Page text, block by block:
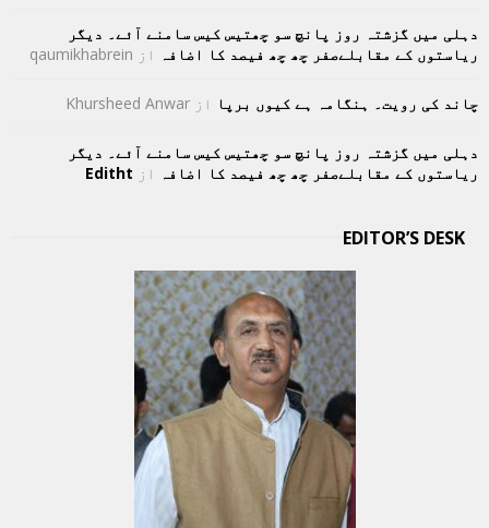
دہلی میں گزشتہ روز پانچ سو چھتیس کیس سامنے آئے۔ دیگر
ریاستوں کے مقابلےصفر چھ چھ فیصد کا اضافہ
از qaumikhabrein
چاند کی رویت۔ ہنگامہ ہے کیوں برپا از Khursheed Anwar
دہلی میں گزشتہ روز پانچ سو چھتیس کیس سامنے آئے۔ دیگر
ریاستوں کے مقابلےصفر چھ چھ فیصد کا اضافہ
از Editht
EDITOR’S DESK